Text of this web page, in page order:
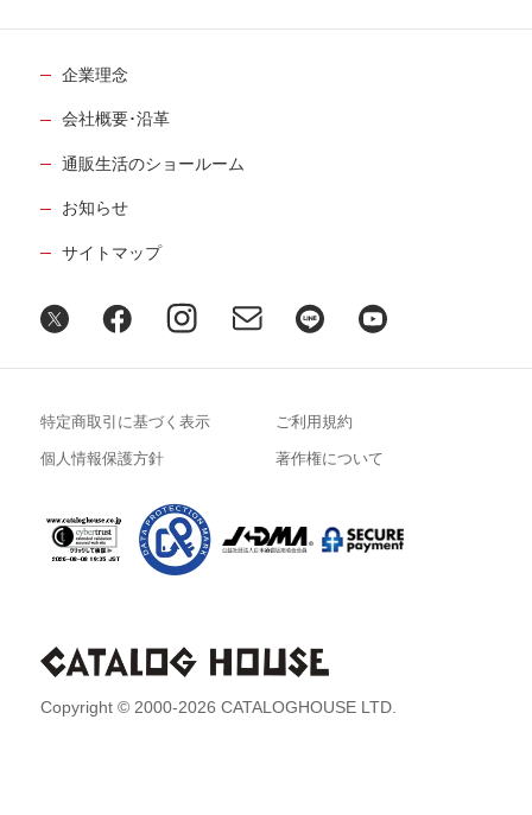
企業理念
会社概要･沿革
通販生活のショールーム
お知らせ
サイトマップ
Copyright © 2000-2026 CATALOGHOUSE LTD.
特定商取引に基づく表示 ご利用規約
個人情報保護方針 著作権について